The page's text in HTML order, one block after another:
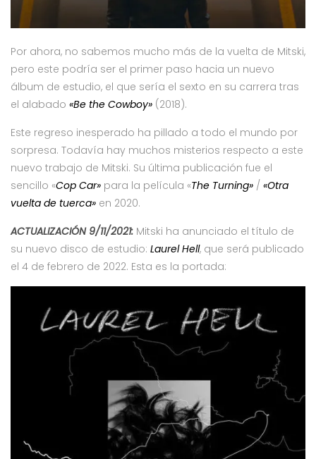
Por ahora, no sabemos mucho más de la vuelta de Mitski,
pero este podría ser el primer paso hacia un nuevo
álbum de estudio, el que sería el sexto en su carrera tras
el alabado «Be the Cowboy» (2018).
Este regreso inesperado ha pillado a todo el mundo por
sorpresa. Todavía hay muchos misterios respecto a este
nuevo trabajo de Mitski. Su última publicación fue el
sencillo «Cop Car» para la película «The Turning» / «Otra
vuelta de tuerca» en 2020.
ACTUALIZACIÓN 9/11/2021: Mitski ha anunciado el título de
su nuevo disco de estudio: Laurel Hell, que será publicado
el 4 de febrero de 2022. Esta es la portada: